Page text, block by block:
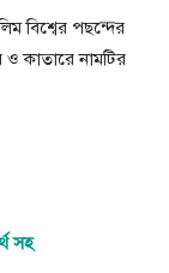
বিশ্বের পছন্দের
ও কাতারে নামটির
সহ